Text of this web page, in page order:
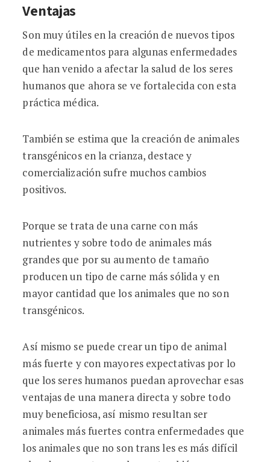
Ventajas
Son muy útiles en la creación de nuevos tipos
de medicamentos para algunas enfermedades
que han venido a afectar la salud de los seres
humanos que ahora se ve fortalecida con esta
práctica médica.
También se estima que la creación de animales
transgénicos en la crianza, destace y
comercialización sufre muchos cambios
positivos.
Porque se trata de una carne con más
nutrientes y sobre todo de animales más
grandes que por su aumento de tamaño
producen un tipo de carne más sólida y en
mayor cantidad que los animales que no son
transgénicos.
Así mismo se puede crear un tipo de animal
más fuerte y con mayores expectativas por lo
que los seres humanos puedan aprovechar esas
ventajas de una manera directa y sobre todo
muy beneficiosa, así mismo resultan ser
animales más fuertes contra enfermedades que
los animales que no son trans les es más difícil